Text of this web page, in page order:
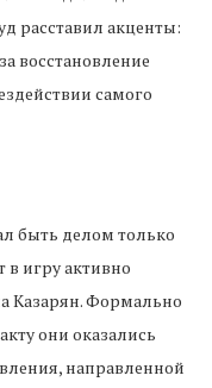
расставил акценты:
восстановление
самого
быть делом только
игру активно
Казарян. Формально
они оказались
направленной